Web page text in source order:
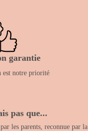
garantie
est notre priorité
pas que...
les parents, reconnue par